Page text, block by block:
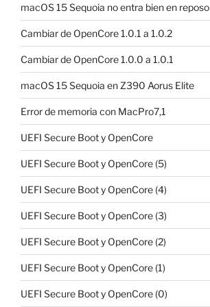
macOS 15 Sequoia no entra bien en reposo
Cambiar de OpenCore 1.0.1 a 1.0.2
Cambiar de OpenCore 1.0.0 a 1.0.1
macOS 15 Sequoia en Z390 Aorus Elite
Error de memoria con MacPro7,1
UEFI Secure Boot y OpenCore
UEFI Secure Boot y OpenCore (5)
UEFI Secure Boot y OpenCore (4)
UEFI Secure Boot y OpenCore (3)
UEFI Secure Boot y OpenCore (2)
UEFI Secure Boot y OpenCore (1)
UEFI Secure Boot y OpenCore (0)